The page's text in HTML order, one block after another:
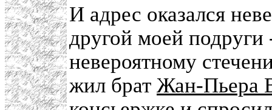
И адрес оказался
другой моей
невероятному
жил брат Жан-Пьера